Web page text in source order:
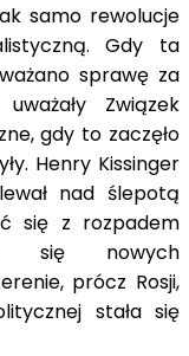
samo rewolucje
Gdy ta
sprawę za
Związek
gdy to zaczęło
Henry Kissinger
nad ślepotą
się z rozpadem
nowych
prócz Rosji,
stała się